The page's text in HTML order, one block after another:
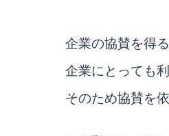
企業の協賛を得
企業にとっても
そのため協賛を